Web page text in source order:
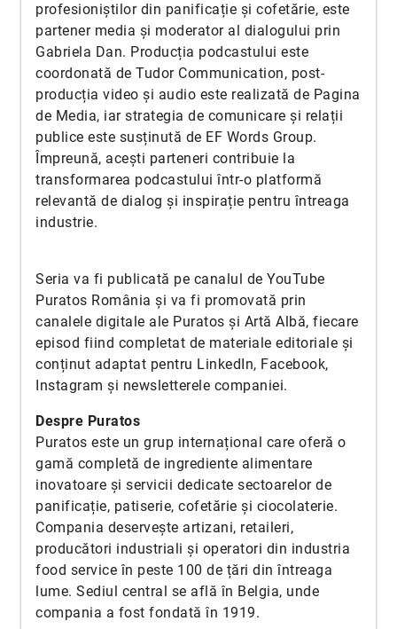
profesioniștilor din panificație și cofetărie, este
partener media și moderator al dialogului prin
Gabriela Dan. Producția podcastului este
coordonată de Tudor Communication, post-
producția video și audio este realizată de Pagina
de Media, iar strategia de comunicare și relații
publice este susținută de EF Words Group.
Împreună, acești parteneri contribuie la
transformarea podcastului într-o platformă
relevantă de dialog și inspirație pentru întreaga
industrie.
Seria va fi publicată pe canalul de YouTube
Puratos România și va fi promovată prin
canalele digitale ale Puratos și Artă Albă, fiecare
episod fiind completat de materiale editoriale și
conținut adaptat pentru LinkedIn, Facebook,
Instagram și newsletterele companiei.
Despre Puratos
Puratos este un grup internațional care oferă o
gamă completă de ingrediente alimentare
inovatoare și servicii dedicate sectoarelor de
panificație, patiserie, cofetărie și ciocolaterie.
Compania deservește artizani, retaileri,
producători industriali și operatori din industria
food service în peste 100 de țări din întreaga
lume. Sediul central se află în Belgia, unde
compania a fost fondată în 1919.